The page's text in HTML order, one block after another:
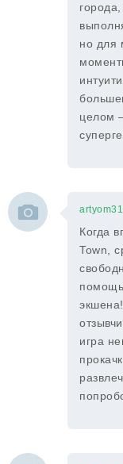
но для
целом
Когда
Town,
игра